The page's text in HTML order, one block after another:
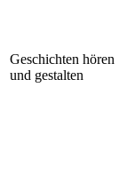
Geschichten hören
und gestalten